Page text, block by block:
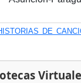
DE